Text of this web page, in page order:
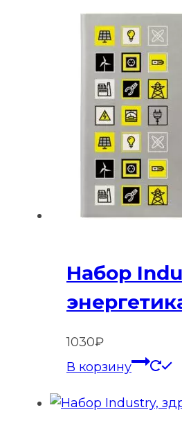
Набор
1030₽
В корзину